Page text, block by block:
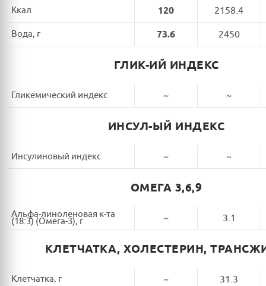
Ккал 120 2158.4
Вода, г 73.6 2450
ГЛИК-ИЙ ИНДЕКС
Гликемический индекс ~ ~
ИНСУЛ-ЫЙ ИНДЕКС
Инсулиновый индекс ~ ~
ОМЕГА 3,6,9
Альфа-линоленовая к-та
(18:3) (Омега-3), г ~ 3.1
КЛЕТЧАТКА, ХОЛЕСТЕРИН,
Клетчатка, г ~ 31.3